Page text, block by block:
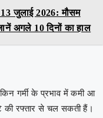
जुलाई 2026: मौसम
अगले 10 दिनों का हाल
गर्मी के प्रभाव में कमी आ
की रफ्तार से चल सकती हैं।